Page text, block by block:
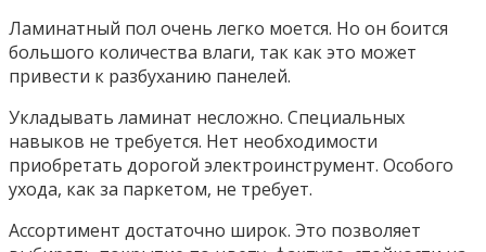
Ламинатный пол очень легко моется. Но он боится
большого количества влаги, так как это может
привести к разбуханию панелей.
Укладывать ламинат несложно. Специальных
навыков не требуется. Нет необходимости
приобретать дорогой электроинструмент. Особого
ухода, как за паркетом, не требует.
Ассортимент достаточно широк. Это позволяет